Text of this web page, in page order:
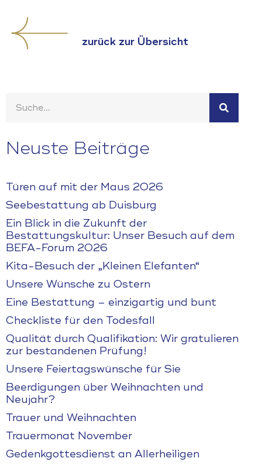
zurück zur Übersicht
Neuste Beiträge
Türen auf mit der Maus 2026
Seebestattung ab Duisburg
Ein Blick in die Zukunft der
Bestattungskultur: Unser Besuch auf dem
BEFA-Forum 2026
Kita-Besuch der „Kleinen Elefanten“
Unsere Wünsche zu Ostern
Eine Bestattung – einzigartig und bunt
Checkliste für den Todesfall
Qualität durch Qualifikation: Wir gratulieren
zur bestandenen Prüfung!
Unsere Feiertagswünsche für Sie
Beerdigungen über Weihnachten und
Neujahr?
Trauer und Weihnachten
Trauermonat November
Gedenkgottesdienst an Allerheiligen